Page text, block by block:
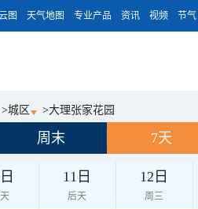
图 天气地图 专业产品 资讯 视频 节气
>城区 >大理张家花园
周末 7天
11日
后天
12日
周三